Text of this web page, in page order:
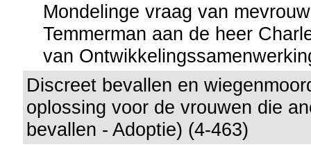
Mondelinge vraag van
Temmerman aan de heer
van
Discreet bevallen en
oplossing voor de vrouwen die
bevallen - Adoptie) (4-463)